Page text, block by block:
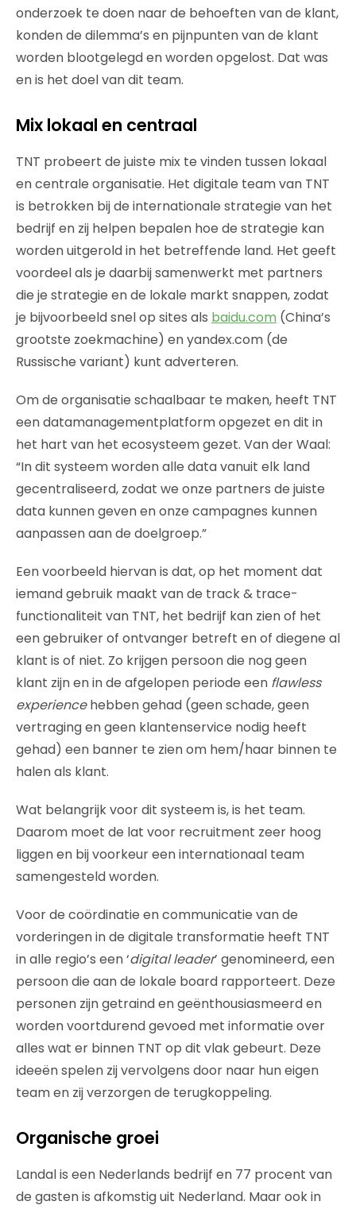
onderzoek te doen naar de behoeften van de klant,
konden de dilemma’s en pijnpunten van de klant
worden blootgelegd en worden opgelost. Dat was
en is het doel van dit team.
Mix lokaal en centraal
TNT probeert de juiste mix te vinden tussen lokaal
en centrale organisatie. Het digitale team van TNT
is betrokken bij de internationale strategie van het
bedrijf en zij helpen bepalen hoe de strategie kan
worden uitgerold in het betreffende land. Het geeft
voordeel als je daarbij samenwerkt met partners
die je strategie en de lokale markt snappen, zodat
je bijvoorbeeld snel op sites als baidu.com (China’s
grootste zoekmachine) en yandex.com (de
Russische variant) kunt adverteren.
Om de organisatie schaalbaar te maken, heeft TNT
een datamanagementplatform opgezet en dit in
het hart van het ecosysteem gezet. Van der Waal:
“In dit systeem worden alle data vanuit elk land
gecentraliseerd, zodat we onze partners de juiste
data kunnen geven en onze campagnes kunnen
aanpassen aan de doelgroep.”
Een voorbeeld hiervan is dat, op het moment dat
iemand gebruik maakt van de track & trace-
functionaliteit van TNT, het bedrijf kan zien of het
een gebruiker of ontvanger betreft en of diegene al
klant is of niet. Zo krijgen persoon die nog geen
klant zijn en in de afgelopen periode een flawless
experiencehebben gehad (geen schade, geen
vertraging en geen klantenservice nodig heeft
gehad) een banner te zien om hem/haar binnen te
halen als klant.
Wat belangrijk voor dit systeem is, is het team.
Daarom moet de lat voor recruitment zeer hoog
liggen en bij voorkeur een internationaal team
samengesteld worden.
Voor de coördinatie en communicatie van de
vorderingen in de digitale transformatie heeft TNT
in alle regio’s een ‘digital leader’ genomineerd, een
persoon die aan de lokale board rapporteert. Deze
personen zijn getraind en geënthousiasmeerd en
worden voortdurend gevoed met informatie over
alles wat er binnen TNT op dit vlak gebeurt. Deze
ideeën spelen zij vervolgens door naar hun eigen
team en zij verzorgen de terugkoppeling.
Organische groei
Landal is een Nederlands bedrijf en 77 procent van
de gasten is afkomstig uit Nederland. Maar ook in